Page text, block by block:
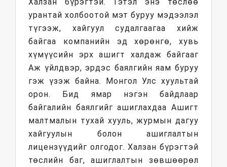
Халзан бүрэгтэй. Гэтэл энэ төслөө
урантай холбоотой мэт буруу мэдээлэл
түгээж, хайгуул судалгаагаа хийж
байгаа компанийн эд хөрөнгө, хувь
хүмүүсийн эрх ашигт халдаж байгааг
Аж үйлдвэр, эрдэс баялгийн яам буруу
гэж үзэж байна. Монгол Улс хуультай
орон. Бид ямар нэгэн байдлаар
байгалийн баялгийг ашиглахдаа Ашигт
малтмалын тухай хууль, журмын дагуу
хайгуулын болон ашиглалтын
лицензүүдийг олгодог. Халзан бүрэгтэй
төслийн баг, ашиглалтын зөвшөөрөл